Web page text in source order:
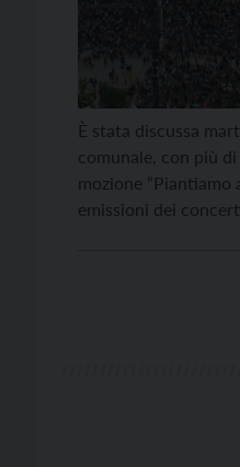
È stata discussa
comunale, con più
mozione “Piantiamo
emissioni dei